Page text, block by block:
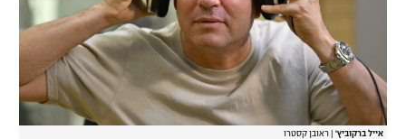
אייל ברקוביץ' ראובן קסטרו